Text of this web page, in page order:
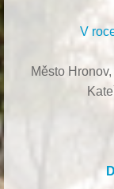
V
Město